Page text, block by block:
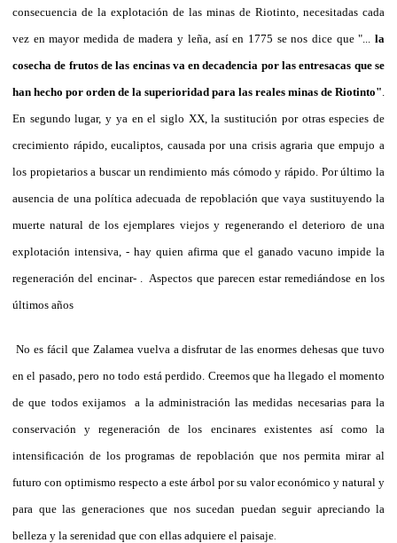
consecuencia de la explotación de las minas de Riotinto, necesitadas cada
vez en mayor medida de madera y leña, así en 1775 se nos dice que "... la
cosecha de frutos de las encinas va en decadencia por las entresacas que se
han hecho por orden de la superioridad para las reales minas de Riotinto"
En segundo lugar, y ya en el siglo XX, la sustitución por otras especies de
crecimiento rápido, eucaliptos, causada por una crisis agraria que empujo a
los propietarios a buscar un rendimiento más cómodo y rápido. Por último la
ausencia de una política adecuada de repoblación que vaya sustituyendo la
muerte natural de los ejemplares viejos y regenerando el deterioro de una
explotación intensiva, - hay quien afirma que el ganado vacuno impide la
regeneración del encinar- . Aspectos que parecen estar remediándose en los
últimos años
No es fácil que Zalamea vuelva a disfrutar de las enormes dehesas que tuvo
en el pasado, pero no todo está perdido. Creemos que ha llegado el momento
de que todos exijamos a la administración las medidas necesarias para la
conservación y regeneración de los encinares existentes así como la
intensificación de los programas de repoblación que nos permita mirar al
futuro con optimismo respecto a este árbol por su valor económico y natural y
para que las generaciones que nos sucedan puedan seguir apreciando la
belleza y la serenidad que con ellas adquiere el paisaje